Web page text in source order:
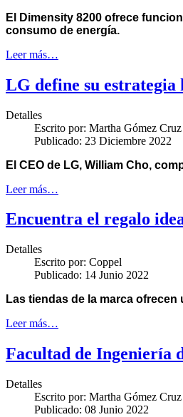
El Dimensity 8200 ofrece
consumo de energía.
Leer más…
LG define su estrategia
Detalles
Escrito por: Martha Gómez Cruz
Publicado: 23 Diciembre 2022
El CEO de LG, William Cho,
Leer más…
Encuentra el regalo
Detalles
Escrito por: Coppel
Publicado: 14 Junio 2022
Las tiendas de la marca
Leer más…
Facultad de Ingeniería
Detalles
Escrito por: Martha Gómez Cruz
Publicado: 08 Junio 2022